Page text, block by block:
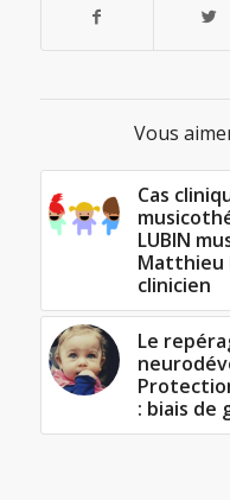
Vous
Cas
LUBIN
Matthieu
clinicien
Le
: biais de